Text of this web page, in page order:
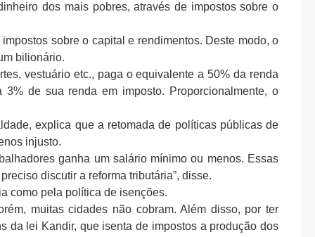
dos mais pobres, através de impostos sobre o
sobre o capital e rendimentos. Deste modo, o
bilionário.
vestuário etc., paga o equivalente a 50% da renda
de sua renda em imposto. Proporcionalmente, o
explica que a retomada de políticas públicas de
injusto.
ganha um salário mínimo ou menos. Essas
discutir a reforma tributária”, disse.
como pela política de isenções.
muitas cidades não cobram. Além disso, por ter
da lei Kandir, que isenta de impostos a produção dos